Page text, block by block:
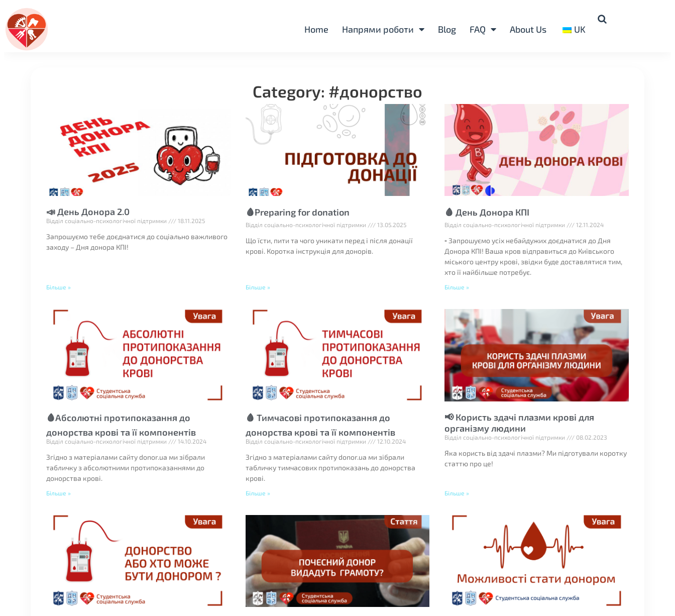
Home Напрями роботи Blog FAQ About Us UK
Category: #донорство
📣 День Донора 2.0
Відділ соціально-психологічної підтримки 18.11.2025
Запрошуємо тебе доєднатися до соціально важливого
заходу – Дня донора КПІ!
Більше »
🩸Preparing for donation
Відділ соціально-психологічної підтримки 13.05.2025
Що їсти, пити та чого уникати перед і після донації
крові. Коротка інструкція для донорів.
Більше »
🩸 День Донора КПІ
Відділ соціально-психологічної підтримки 12.11.2024
▫️ Запрошуємо усіх небайдужих доєднатися до Дня
Донора КПІ! Ваша кров відправиться до Київського
міського центру крові, звідки буде доставлятися тим,
хто її найбільше потребує.
Більше »
🩸Абсолютні протипоказання до
донорства крові та її компонентів
Відділ соціально-психологічної підтримки 14.10.2024
Згідно з матеріалами сайту donor.ua ми зібрали
табличку з абсолютними протипоказаннями до
донорства крові.
Більше »
🩸 Тимчасові протипоказання до
донорства крові та її компонентів
Відділ соціально-психологічної підтримки 12.10.2024
Згідно з матеріалами сайту donor.ua ми зібрали
табличку тимчасових протипоказань до донорства
крові.
Більше »
📢 Користь здачі плазми крові для
організму людини
Відділ соціально-психологічної підтримки 08.02.2023
Яка користь від здачі плазми? Ми підготували коротку
статтю про це!
Більше »